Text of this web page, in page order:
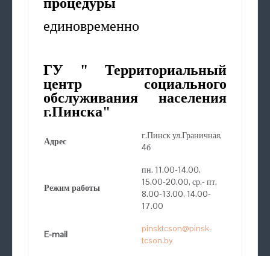
единовременно
ГУ " Территориальный
центр социального
обслуживания населения
г.Пинска"
Адрес
г.Пинск ул.Граничная,
4б
Режим работы
пн. 11.00-14.00,
15.00-20.00, ср.- пт.
8.00-13.00, 14.00-
17.00
E-mail
pinsktcson@pinsk-
tcson.by